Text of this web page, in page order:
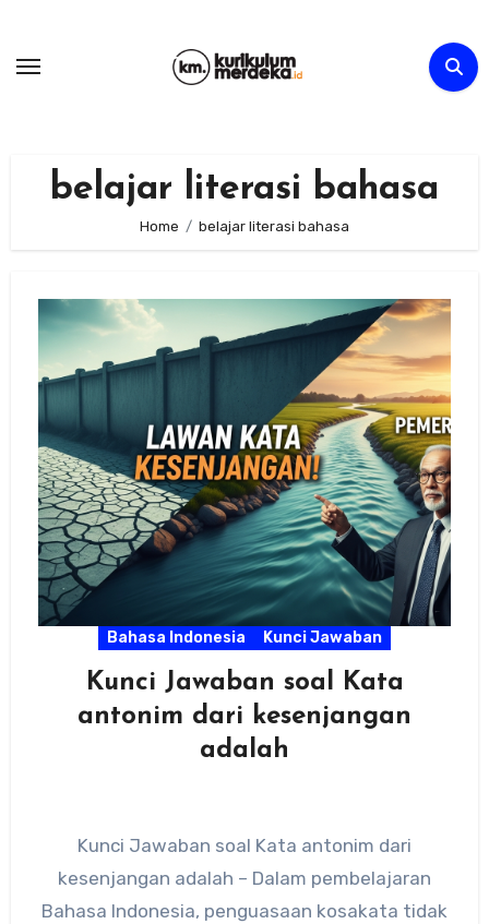
content
belajar literasi bahasa
Home belajar literasi bahasa
Bahasa Indonesia Kunci Jawaban
Kunci Jawaban soal Kata
antonim dari kesenjangan
adalah
Kunci Jawaban soal Kata antonim dari
kesenjangan adalah – Dalam pembelajaran
Bahasa Indonesia, penguasaan kosakata tidak